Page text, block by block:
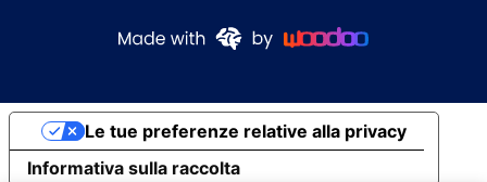
Informativa sulla raccolta
Le tue preferenze relative alla privacy